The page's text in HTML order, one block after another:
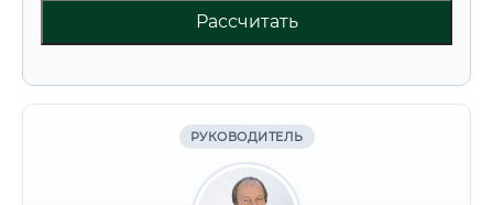
Рассчитать
РУКОВОДИТЕЛЬ